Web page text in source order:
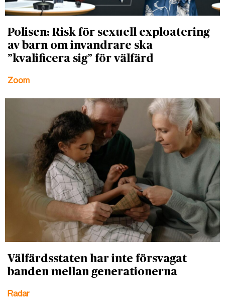
Polisen: Risk för sexuell exploatering
av barn om invandrare ska
”kvalificera sig” för välfärd
Zoom
Välfärdsstaten har inte försvagat
banden mellan generationerna
Radar